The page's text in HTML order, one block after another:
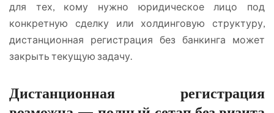
для тех, кому нужно юридическое лицо под
конкретную сделку или холдинговую структуру,
дистанционная регистрация без банкинга может
закрыть текущую задачу.
Дистанционная регистрация